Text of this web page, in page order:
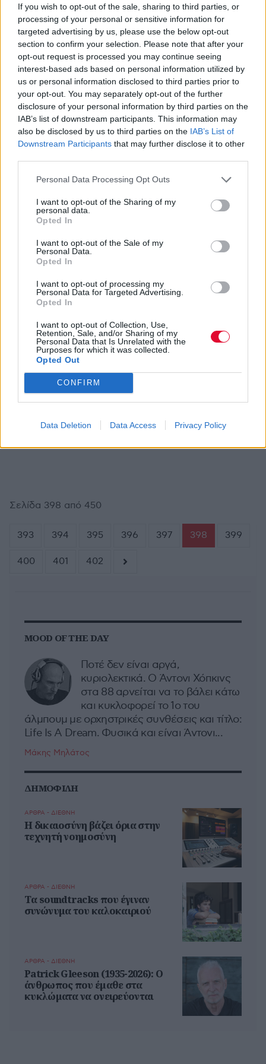
If you wish to opt-out of the sale, sharing to third parties, or
processing of your personal or sensitive information for
targeted advertising by us, please use the below opt-out
section to confirm your selection. Please note that after your
opt-out request is processed you may continue seeing
interest-based ads based on personal information utilized by
us or personal information disclosed to third parties prior to
your opt-out. You may separately opt-out of the further
disclosure of your personal information by third parties on the
IAB’s list of downstream participants. This information may
also be disclosed by us to third parties on the IAB’s List of
Downstream Participants that may further disclose it to other
Personal Data Processing Opt Outs
I want to opt-out of the Sharing of my
personal data.
Opted In
I want to opt-out of the Sale of my
Personal Data.
Opted In
I want to opt-out of processing my
Personal Data for Targeted Advertising.
Opted In
I want to opt-out of Collection, Use,
Retention, Sale, and/or Sharing of my
Personal Data that Is Unrelated with the
Purposes for which it was collected.
Opted Out
CONFIRM
Data Deletion Data Access Privacy Policy
OPINION
«Nailin Paylin»
OPINION
«Φωτιά – φωτιά / στα εξεταστικά»
OPINION
ΚΑΛΛΙΤΕΧΝΗΣ
ΑΝΑΣΤΑΣΊΑ ΤΟΥΡΟΎΤΟΓΛΟΥ
Η Ώρα Της Αλήθειας
ΝΊΚΟΣ ΣΑΡΑΦΙΑΝΌΣ OPINION
Με τι μοιάζει η κόλαση;
Well done…!
Σελίδα 398 από 450
393 394 395 396 397 398 399
400 401 402
MOOD OF THE DAY
Ποτέ δεν είναι αργά,
κυριολεκτικά. Ο Άντονι Χόπκινς
στα 88 αρνείται να το βάλει κάτω
και κυκλοφορεί το 1ο του
άλμπουμ με ορχηστρικές συνθέσεις και τίτλο:
Life Is A Dream. Φυσικά και είναι Άντονι...
Μάκης Μηλάτος
ΔΗΜΟΦΙΛΗ
ΑΡΘΡΑ - ΔΙΕΘΝΗ
Η δικαιοσύνη βάζει όρια στην
τεχνητή νοημοσύνη
ΑΡΘΡΑ - ΔΙΕΘΝΗ
Τα soundtracks που έγιναν
συνώνυμα του καλοκαιριού
ΑΡΘΡΑ - ΔΙΕΘΝΗ
Patrick Gleeson (1935-2026): Ο
άνθρωπος που έμαθε στα
κυκλώματα να ονειρεύονται